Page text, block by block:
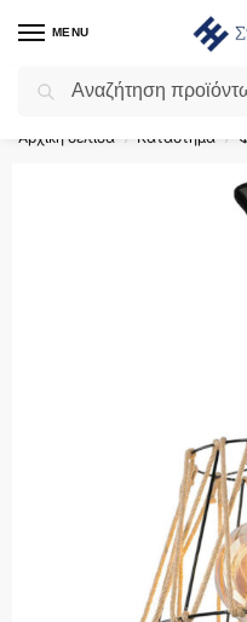
MENU
Flash Sale ⚡ 10%
Αρχική σελίδα / Κατάστημα /